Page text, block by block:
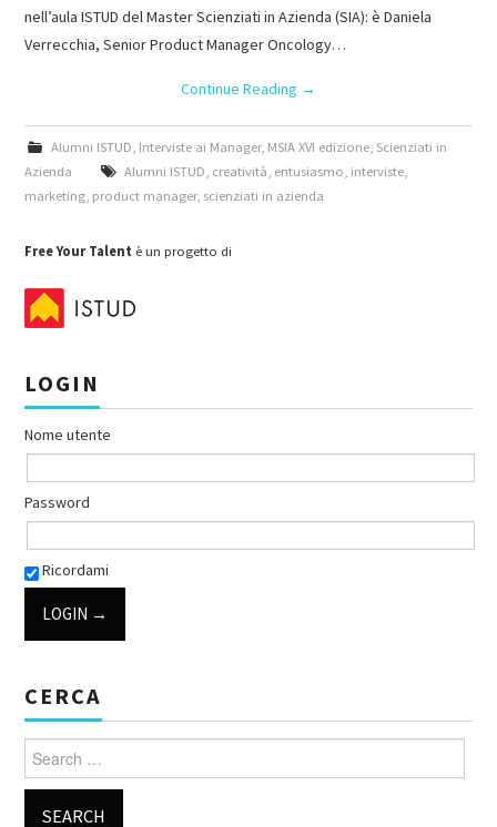
nell’aula ISTUD del Master Scienziati in Azienda (SIA): è Daniela
Verrecchia, Senior Product Manager Oncology…
Continue Reading →
Alumni ISTUD Interviste ai Manager, MSIA XVI edizione, Scienziati in
Azienda
Alumni ISTUD creatività entusiasmo interviste,
marketing product manager, scienziati in azienda
Free Your Talent è un progetto di
LOGIN
Nome utente
Password
Ricordami
CERCA
Search for: